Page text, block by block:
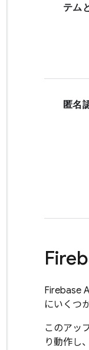
テム
匿名
Firebase
にいくつ
このアッ
り動作し